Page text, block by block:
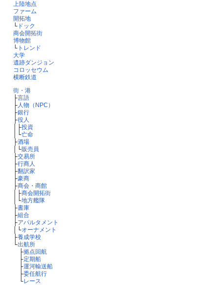
上陸地点
ファーム
開拓地
└ドック
商会開拓街
博物館
└トレンド
大学
遺跡ダンジョン
コロッセウム
横断鉄道
街・港
├言語
├人物（NPC）
├銀行
├役人
│├投資
│└亡命
├酒場
│└販売員
├交易所
├行商人
├翻訳家
├豪商
├商会・商館
│├商会開拓街
│└地方艦隊
├書庫
├組合
├アパルタメント
│└オーナメント
├養成学校
└出航所
├拠点回航
├定期船
├運河輸送船
├委任航行
└レース